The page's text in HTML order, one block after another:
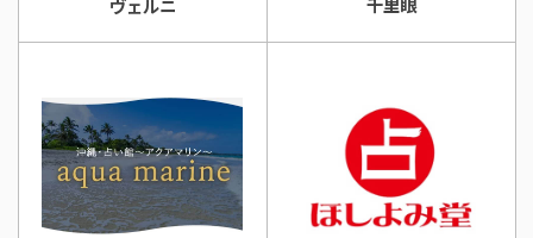
ヴェルニ